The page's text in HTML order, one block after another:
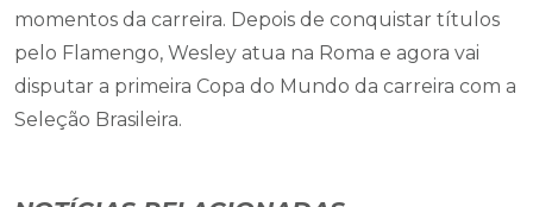
momentos da carreira. Depois de conquistar títulos
pelo Flamengo, Wesley atua na Roma e agora vai
disputar a primeira Copa do Mundo da carreira com a
Seleção Brasileira.